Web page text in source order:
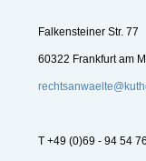
Falkensteiner Str. 77
60322 Frankfurt am
T +49 (0)69 - 94 54